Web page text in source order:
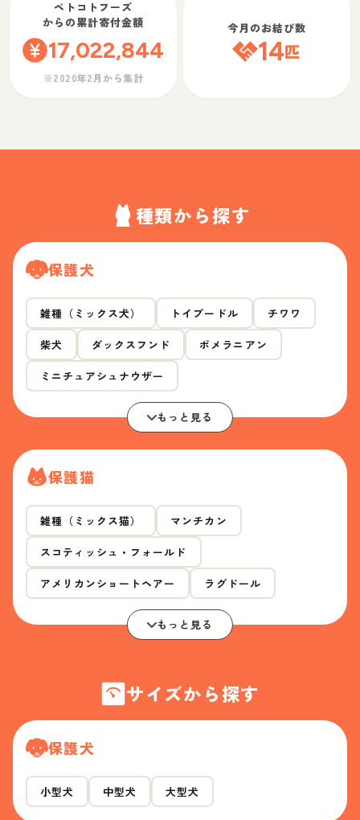
ペトコトフーズ
からの累計寄付金額
17,022,844
※2020年2月から集計
今月のお結び数
14匹
種類から探す
保護犬
雑種（ミックス犬） トイプードル チワワ
柴犬 ダックスフンド ポメラニアン
ミニチュアシュナウザー
もっと見る
保護猫
雑種（ミックス猫） マンチカン
スコティッシュ・フォールド
アメリカンショートヘアー ラグドール
もっと見る
サイズから探す
保護犬
小型犬 中型犬 大型犬